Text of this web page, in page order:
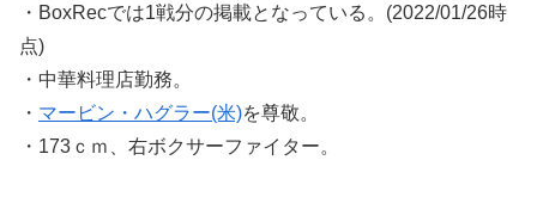
・BoxRecでは1戦分の掲載となっている。(2022/01/26時
点)
・中華料理店勤務。
・ マービン・ハグラー(米)を尊敬。
・173ｃｍ、右ボクサーファイター。